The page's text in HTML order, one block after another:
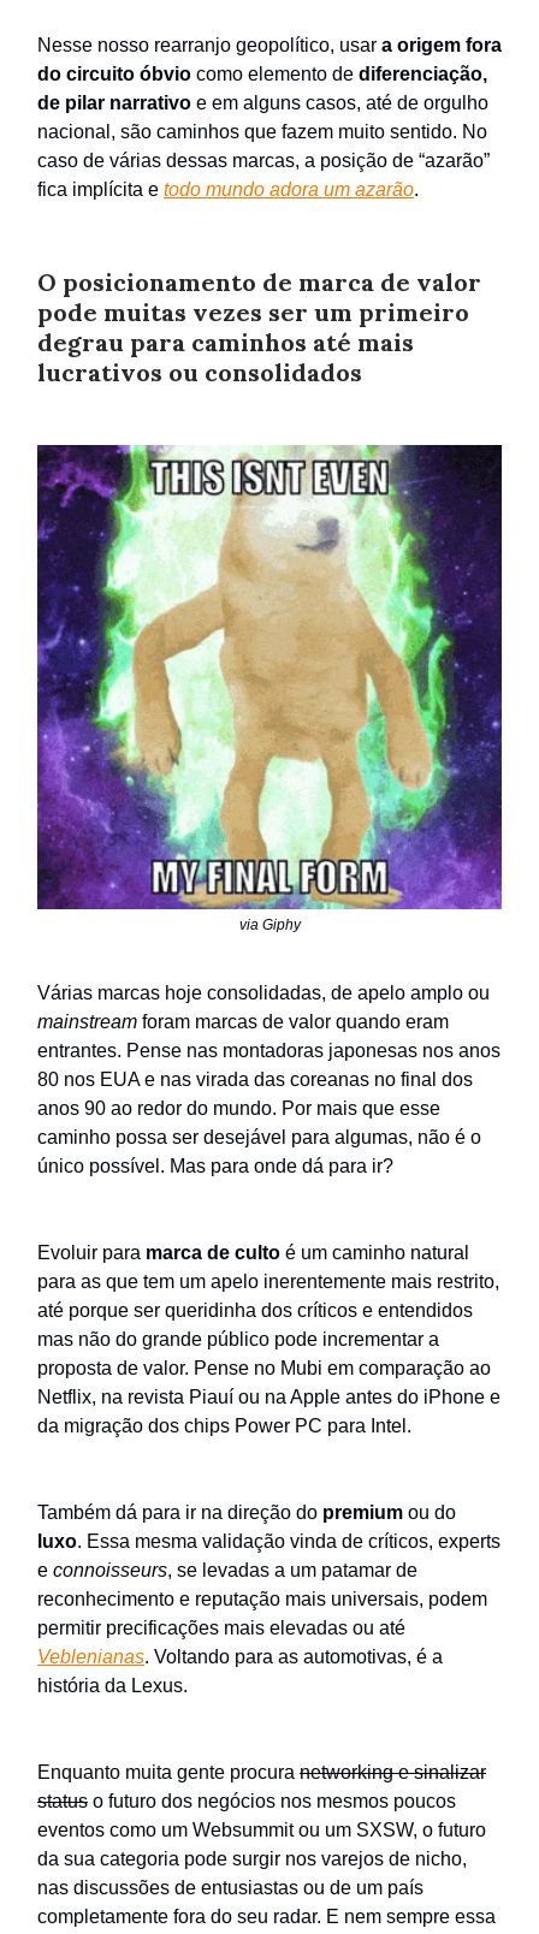
Nesse nosso rearranjo geopolítico, usar a origem fora
do circuito óbvio como elemento de diferenciação,
de pilar narrativo e em alguns casos, até de orgulho
nacional, são caminhos que fazem muito sentido. No
caso de várias dessas marcas, a posição de “azarão”
fica implícita e todo mundo adora um azarão.
O posicionamento de marca de valor
pode muitas vezes ser um primeiro
degrau para caminhos até mais
lucrativos ou consolidados
via Giphy
Várias marcas hoje consolidadas, de apelo amplo ou
mainstream foram marcas de valor quando eram
entrantes. Pense nas montadoras japonesas nos anos
80 nos EUA e nas virada das coreanas no final dos
anos 90 ao redor do mundo. Por mais que esse
caminho possa ser desejável para algumas, não é o
único possível. Mas para onde dá para ir?
Evoluir para marca de culto é um caminho natural
para as que tem um apelo inerentemente mais restrito,
até porque ser queridinha dos críticos e entendidos
mas não do grande público pode incrementar a
proposta de valor. Pense no Mubi em comparação ao
Netflix, na revista Piauí ou na Apple antes do iPhone e
da migração dos chips Power PC para Intel.
Também dá para ir na direção do premium ou do
luxo. Essa mesma validação vinda de críticos, experts
e connoisseurs, se levadas a um patamar de
reconhecimento e reputação mais universais, podem
permitir precificações mais elevadas ou até
Veblenianas. Voltando para as automotivas, é a
história da Lexus.
Enquanto muita gente procura networking e sinalizar
status o futuro dos negócios nos mesmos poucos
eventos como um Websummit ou um SXSW, o futuro
da sua categoria pode surgir nos varejos de nicho,
nas discussões de entusiastas ou de um país
completamente fora do seu radar. E nem sempre essa